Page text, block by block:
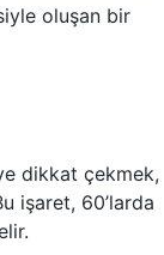
oluşan bir
dikkat çekmek,
işaret, 60’larda